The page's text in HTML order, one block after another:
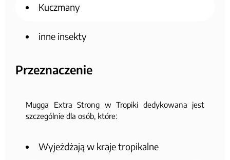
Kuczmany
inne insekty
Przeznaczenie
Mugga Extra Strong w Tropiki dedykowana jest
szczególnie dla osób, które:
Wyjeżdżają w kraje tropikalne